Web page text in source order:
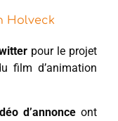
Holveck
pour le projet
film d’animation
d’annonce ont